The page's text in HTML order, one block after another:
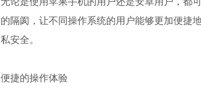
的隔阂，让不同操作系统的用户能够更加便捷
私安全。
便捷的操作体验